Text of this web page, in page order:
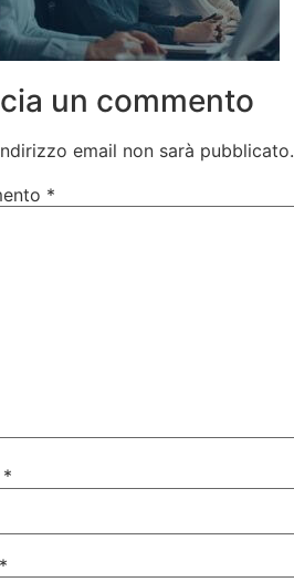
un commento
email non sarà pubblicato.
*
*
*